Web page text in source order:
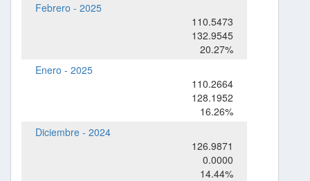
Febrero - 2025
110.5473
132.9545
20.27%
Enero - 2025
110.2664
128.1952
16.26%
Diciembre - 2024
126.9871
0.0000
14.44%